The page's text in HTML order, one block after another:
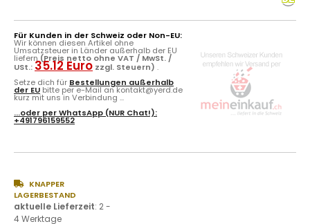
Für Kunden in der Schweiz oder Non-EU:
Wir können diesen Artikel ohne
Umsatzsteuer in Länder außerhalb der EU
liefern(Preis netto ohne VAT / MwSt. /
USt.: 35.12 Euro zzgl. Steuern) .
Setze dich für Bestellungen außerhalb
der EU bitte per e-Mail an kontakt@yerd.de
kurz mit uns in Verbindung ...
...oder perWhatsApp (NUR Chat!):
+491796159552
KNAPPER
LAGERBESTAND
aktuelle Lieferzeit: 2 -
4 Werktage